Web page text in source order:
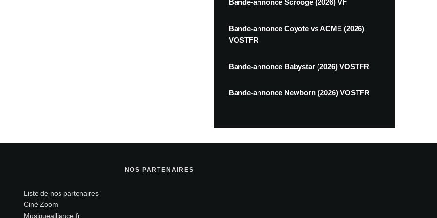
plus sur la façon dont les données de vos
Bande-annonce Scrooge (2026) VF
Bande-annonce Coyote vs ACME (2026)
VOSTFR
Bande-annonce Babystar (2026) VOSTFR
Bande-annonce Newborn (2026) VOSTFR
NOS PARTENAIRES
Liste de nos partenaires
Ciné Zoom
Musiquealliance.fr